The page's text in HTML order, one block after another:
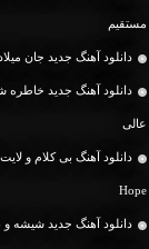
مستقیم
دانلود آهنگ جديد جان
دانلود آهنگ جديد خاطره
عالی
Hope
دانلود آهنگ جديد شیشه و